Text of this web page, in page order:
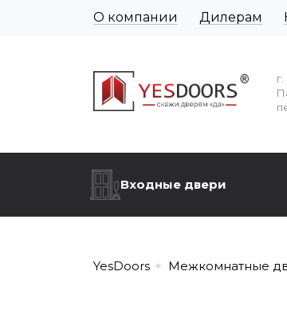
О компании Дилерам
Входные двери
YesDoors Межкомнатные